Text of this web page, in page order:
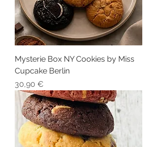
Mysterie Box NY Cookies by Miss
Cupcake Berlin
Preis
30,90 €